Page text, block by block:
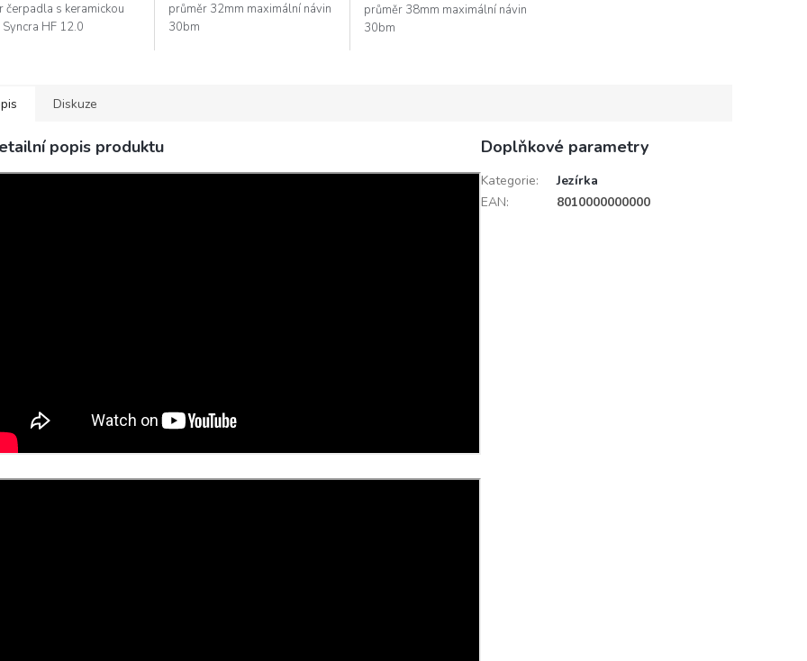
čerpadla s keramickou
HF 12.0
průměr 32mm maximální návin
30bm
průměr 38mm maximální návin
30bm
Diskuze
popis produktu Doplňkové parametry
Kategorie:
Jezírka
EAN: 8010000000000